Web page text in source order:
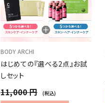
BODY ARCHI
はじめての『選べる2点』お試
しセット
11,000 円 (税込)